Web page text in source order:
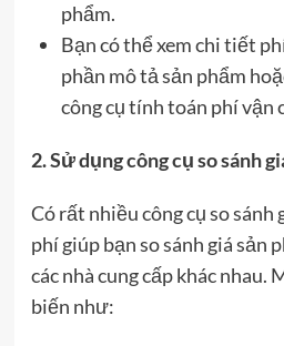
phẩm.
Bạn có thể xem chi tiết
phần mô tả sản phẩm
công cụ tính toán phí vận
2. Sử dụng công cụ so sánh
Có rất nhiều công cụ so
phí giúp bạn so sánh giá sản
các nhà cung cấp khác nhau.
biến như: